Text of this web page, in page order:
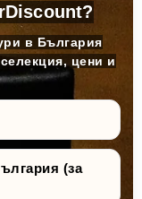
в България
цени и
(за